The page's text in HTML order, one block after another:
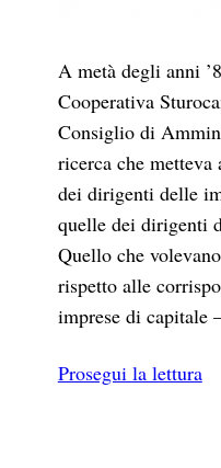
A metà degli anni
Cooperativa
Consiglio di
ricerca che
dei dirigenti delle
quelle dei dirigenti
Quello che
rispetto alle
imprese di capitale
Prosegui la lettura